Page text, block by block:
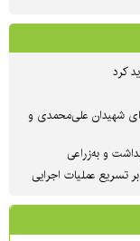
شهیدان علی‌محمدی و
و به‌زراعی
تسریع عملیات اجرایی